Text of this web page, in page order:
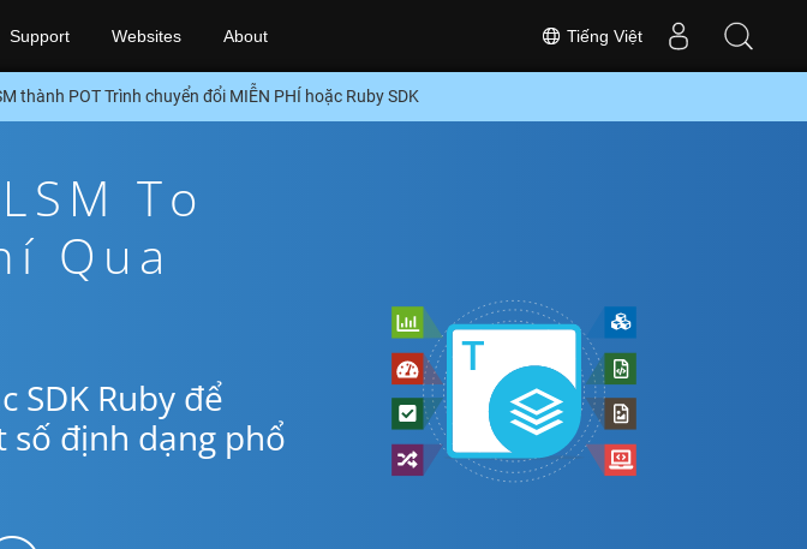
Tiếng Việt
Support Websites About
thành POT Trình chuyển đổi MIỄN PHÍ hoặc Ruby SDK
To
Qua
Ruby để
số định dạng phổ